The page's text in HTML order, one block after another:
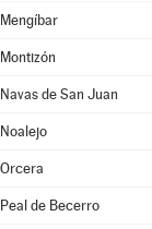
Mengíbar
Montizón
Navas de San Juan
Noalejo
Orcera
Peal de Becerro